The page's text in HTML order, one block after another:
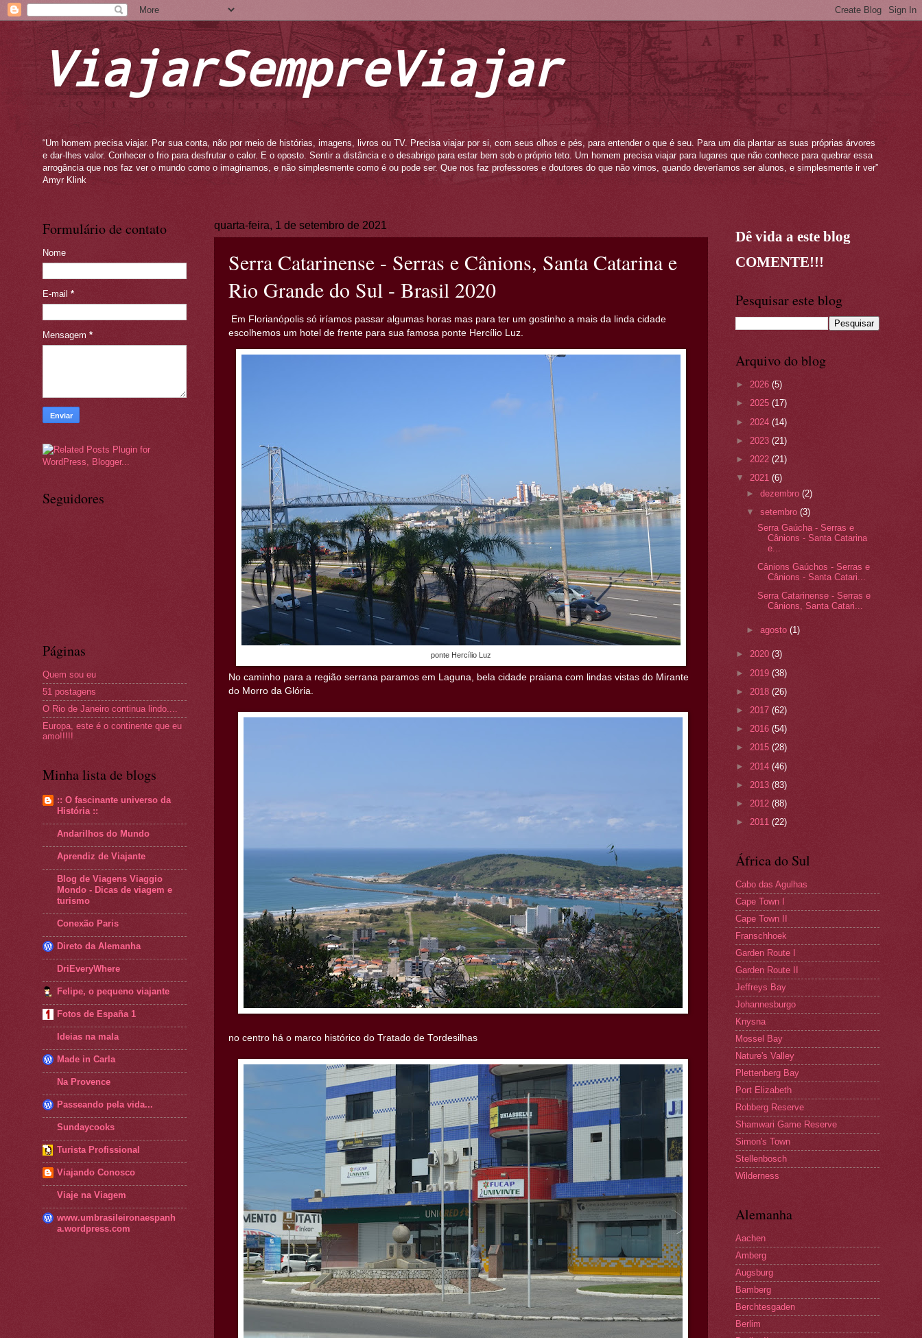
ViajarSempreViajar
“Um homem precisa viajar. Por sua conta, não por meio de histórias, imagens, livros ou TV. Precisa viajar por si, com seus olhos e pés, para entender o que é seu. Para um dia plantar as suas próprias árvores
e dar-lhes valor. Conhecer o frio para desfrutar o calor. E o oposto. Sentir a distância e o desabrigo para estar bem sob o próprio teto. Um homem precisa viajar para lugares que não conhece para quebrar essa
arrogância que nos faz ver o mundo como o imaginamos, e não simplesmente como é ou pode ser. Que nos faz professores e doutores do que não vimos, quando deveríamos ser alunos, e simplesmente ir ver”
Amyr Klink
quarta-feira, 1 de setembro de 2021
Serra Catarinense - Serras e Cânions, Santa Catarina e
Rio Grande do Sul - Brasil 2020
Em Florianópolis só iríamos passar algumas horas mas para ter um gostinho a mais da linda cidade
escolhemos um hotel de frente para sua famosa ponte Hercílio Luz.
ponte Hercílio Luz
No caminho para a região serrana paramos em Laguna, bela cidade praiana com lindas vistas do Mirante
do Morro da Glória.
no centro há o marco histórico do Tratado de Tordesilhas
Formulário de contato
Nome
E-mail *
Mensagem *
Seguidores
Páginas
Quem sou eu
51 postagens
O Rio de Janeiro continua lindo....
Europa, este é o continente que eu
amo!!!!!
Minha lista de blogs
:: O fascinante universo da
História ::
Andarilhos do Mundo
Aprendiz de Viajante
Blog de Viagens Viaggio
Mondo - Dicas de viagem e
turismo
Conexão Paris
Direto da Alemanha
DriEveryWhere
Felipe, o pequeno viajante
Fotos de España 1
Ideias na mala
Made in Carla
Na Provence
Passeando pela vida...
Sundaycooks
Turista Profissional
Viajando Conosco
Viaje na Viagem
www.umbrasileironaespanh
a.wordpress.com
Dê vida a este blog
COMENTE!!!
Pesquisar este blog
Arquivo do blog
► 2026 (5)
► 2025 (17)
► 2024 (14)
► 2023 (21)
► 2022 (21)
▼ 2021 (6)
►dezembro(2)
▼setembro(3)
Serra Gaúcha - Serras e
Cânions - Santa Catarina
e...
Cânions Gaúchos - Serras e
Cânions - Santa Catari...
Serra Catarinense - Serras e
Cânions, Santa Catari...
►agosto(1)
► 2020 (3)
► 2019 (38)
► 2018 (26)
► 2017 (62)
► 2016 (54)
► 2015 (28)
► 2014 (46)
► 2013 (83)
► 2012 (88)
► 2011 (22)
África do Sul
Cabo das Agulhas
Cape Town I
Cape Town II
Franschhoek
Garden Route I
Garden Route II
Jeffreys Bay
Johannesburgo
Knysna
Mossel Bay
Nature's Valley
Plettenberg Bay
Port Elizabeth
Robberg Reserve
Shamwari Game Reserve
Simon's Town
Stellenbosch
Wilderness
Alemanha
Aachen
Amberg
Augsburg
Bamberg
Berchtesgaden
Berlim